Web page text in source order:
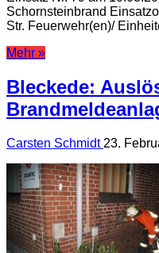
Schornsteinbrand
Str. Feuerwehr(en)/
Mehr »
Bleckede:
Carsten Schmidt 23.